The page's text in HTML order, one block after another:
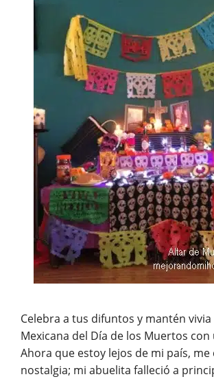
Celebra a tus difuntos y mantén
Mexicana del Día de los Muertos
Ahora que estoy lejos de mi país, me
nostalgia; mi abuelita falleció a